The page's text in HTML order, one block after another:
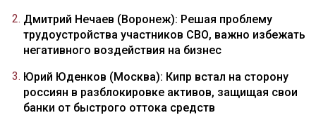
Дмитрий Нечаев (Воронеж): Решая проблему
трудоустройства участников СВО, важно избежать
негативного воздействия на бизнес
Юрий Юденков (Москва): Кипр встал на сторону
россиян в разблокировке активов, защищая свои
банки от быстрого оттока средств